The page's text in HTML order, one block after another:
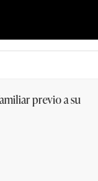
previo a su